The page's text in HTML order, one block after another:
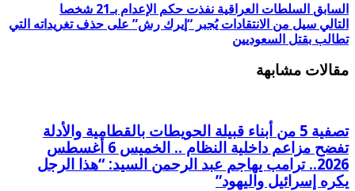
السابق السلطات العراقية نفذت حكم الإعدام بـ21 شخصا
التالي سيل من الانتقادات يُجبر “إيرك رش” على حذف تغريداته التي
تطالب بقتل السعوديين
مقالات مشابهة
تصفية 5 من أبناء قبيلة الحويطات بالقطامية والأدلة
تفضح مزاعم داخلية النظام .. الخميس 6 أغسطس
2026.. ترامب يهاجم عبد الرحمن السيد: “هذا الرجل
يكره إسرائيل واليهود”